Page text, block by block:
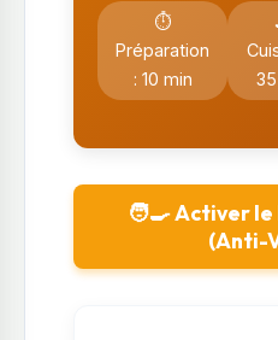
⏱️
Préparation
: 10 min
🧑‍🍳 Activer
(Anti-